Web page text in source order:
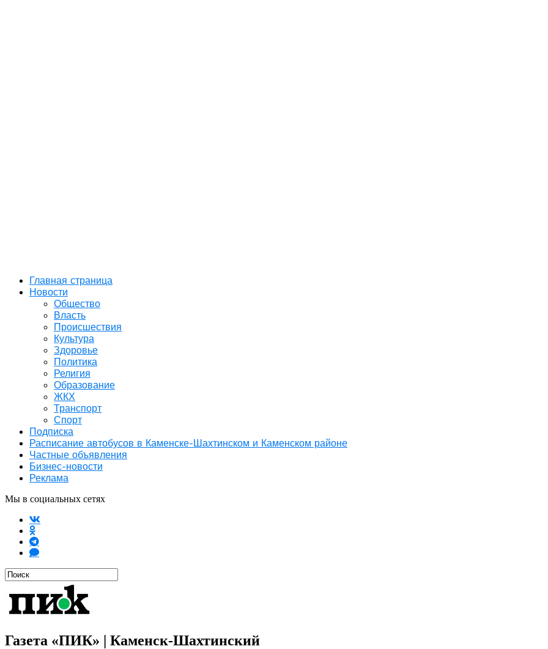
Главная страница
Новости
Общество
Власть
Происшествия
Культура
Здоровье
Политика
Религия
Образование
ЖКХ
Транспорт
Спорт
Подписка
Расписание автобусов в Каменске-Шахтинском и Каменском районе
Частные объявления
Бизнес-новости
Реклама
Мы в социальных сетях
Газета «ПИК» | Каменск-Шахтинский